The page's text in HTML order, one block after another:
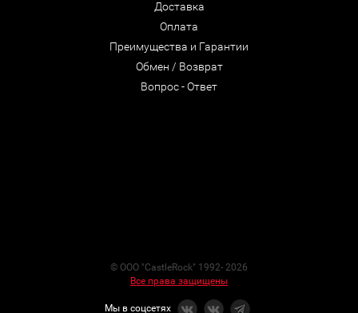
Доставка
Оплата
Преимущества и Гарантии
Обмен / Возврат
Вопрос - Ответ
© ООО "CastleRock" 1992- 2026
Все права защищены
Мы в соцсетях